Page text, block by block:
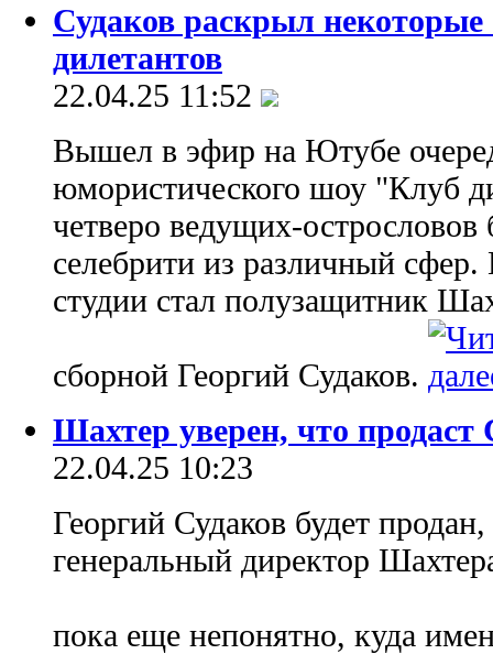
Судаков раскрыл
дилетантов
22.04.25 11:52
Вышел в эфир на Ютубе
юмористического шоу "Клуб
четверо ведущих-
селебрити из различный
студии стал полузащитник
сборной Георгий Судаков.
Шахтер уверен, что продаст
22.04.25 10:23
Георгий Судаков будет
генеральный директор
пока еще непонятно, куда